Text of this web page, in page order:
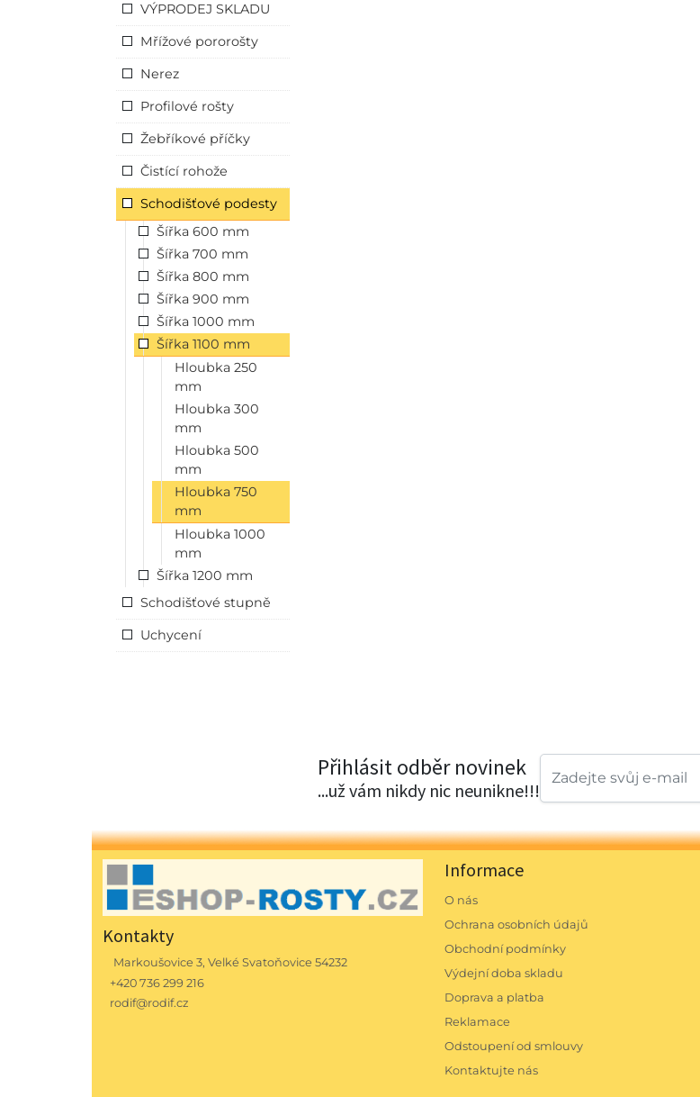
VÝPRODEJ SKLADU
Mřížové pororošty
Nerez
Profilové rošty
Žebříkové příčky
Čistící rohože
Schodišťové podesty
Šířka 600 mm
Šířka 700 mm
Šířka 800 mm
Šířka 900 mm
Šířka 1000 mm
Šířka 1100 mm
Hloubka 250
mm
Hloubka 300
mm
Hloubka 500
mm
Hloubka 750
mm
Hloubka 1000
mm
Šířka 1200 mm
Schodišťové stupně
Uchycení
Přihlásit odběr novinek
...už vám nikdy nic neunikne!!!
Kontakty
Markoušovice 3, Velké Svatoňovice 54232
+420 736 299 216
rodif@rodif.cz
Informace
O nás
Ochrana osobních údajů
Obchodní podmínky
Výdejní doba skladu
Doprava a platba
Reklamace
Odstoupení od smlouvy
Kontaktujte nás